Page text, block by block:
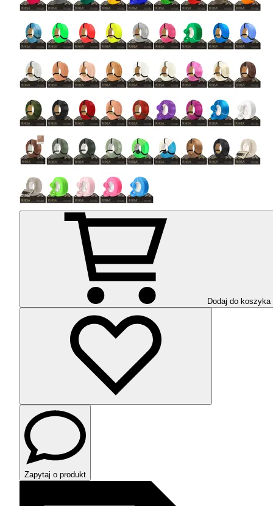
Dodaj do koszyka
Zapytaj o produkt